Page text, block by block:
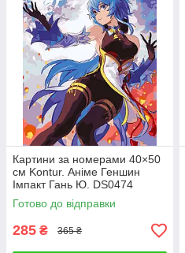
Картини за номерами 40×50
см Kontur. Аніме Геншин
Імпакт Гань Ю. DS0474
Готово до відправки
285 ₴ 365 ₴